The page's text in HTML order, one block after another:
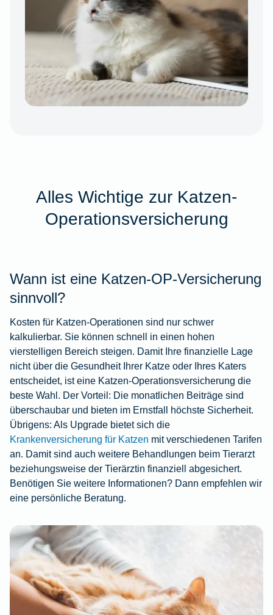
Alles Wichtige zur Katzen-
Operationsversicherung
Wann ist eine Katzen-OP-Versicherung
sinnvoll?
Kosten für Katzen-Operationen sind nur schwer
kalkulierbar. Sie können schnell in einen hohen
vierstelligen Bereich steigen. Damit Ihre finanzielle Lage
nicht über die Gesundheit Ihrer Katze oder Ihres Katers
entscheidet, ist eine Katzen-Operationsversicherung die
beste Wahl. Der Vorteil: Die monatlichen Beiträge sind
überschaubar und bieten im Ernstfall höchste Sicherheit.
Übrigens: Als Upgrade bietet sich die
Krankenversicherung für Katzen mit verschiedenen Tarifen
an. Damit sind auch weitere Behandlungen beim Tierarzt
beziehungsweise der Tierärztin finanziell abgesichert.
Benötigen Sie weitere Informationen? Dann empfehlen wir
eine persönliche Beratung.